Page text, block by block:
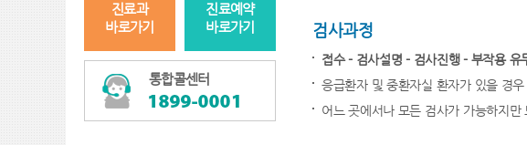
진료과
바로가기
진료예약
바로가기
통합콜센터
검사과정
접수 - 검사설명 - 검사진행 - 부작용 유
응급환자 및 중환자실 환자가 있을 경
어느 곳에서나 모든 검사가 가능하지